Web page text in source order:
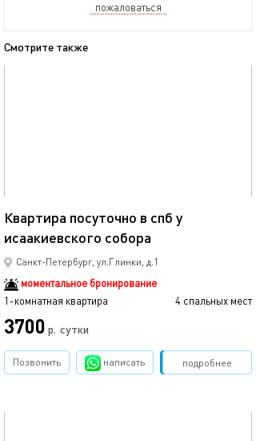
пожаловаться
Смотрите также
Квартира посуточно в спб у
исаакиевского собора
Санкт-Петербург, ул.Глинки, д.1
моментальное бронирование
1-комнатная квартира
4 спальных мест
3700 р. сутки
подробнее
Позвонить написать Забронировать